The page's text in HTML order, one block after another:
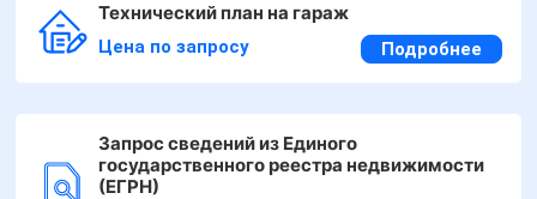
Технический план на гараж
Цена по запросу Подробнее
Запрос сведений из Единого
государственного реестра недвижимости
(ЕГРН)